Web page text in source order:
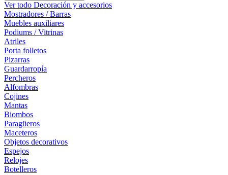
Ver todo Decoración y accesorios
Mostradores / Barras
Muebles auxiliares
Podiums / Vitrinas
Atriles
Porta folletos
Pizarras
Guardarropía
Percheros
Alfombras
Cojines
Mantas
Biombos
Paragüeros
Maceteros
Objetos decorativos
Espejos
Relojes
Botelleros